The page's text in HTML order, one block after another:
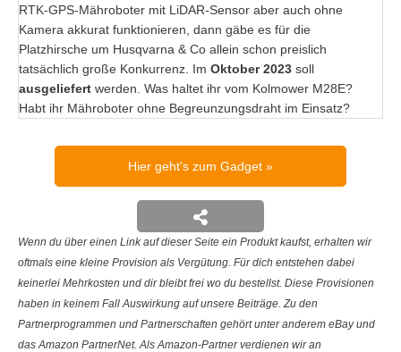
RTK-GPS-Mähroboter mit LiDAR-Sensor aber auch ohne
Kamera akkurat funktionieren, dann gäbe es für die
Platzhirsche um Husqvarna & Co allein schon preislich
tatsächlich große Konkurrenz. Im Oktober 2023 soll
ausgeliefert werden. Was haltet ihr vom Kolmower M28E?
Habt ihr Mähroboter ohne Begreunzungsdraht im Einsatz?
Hier geht's zum Gadget
Wenn du über einen Link auf dieser Seite ein Produkt kaufst, erhalten wir
oftmals eine kleine Provision als Vergütung. Für dich entstehen dabei
keinerlei Mehrkosten und dir bleibt frei wo du bestellst. Diese Provisionen
haben in keinem Fall Auswirkung auf unsere Beiträge. Zu den
Partnerprogrammen und Partnerschaften gehört unter anderem eBay und
das Amazon PartnerNet. Als Amazon-Partner verdienen wir an